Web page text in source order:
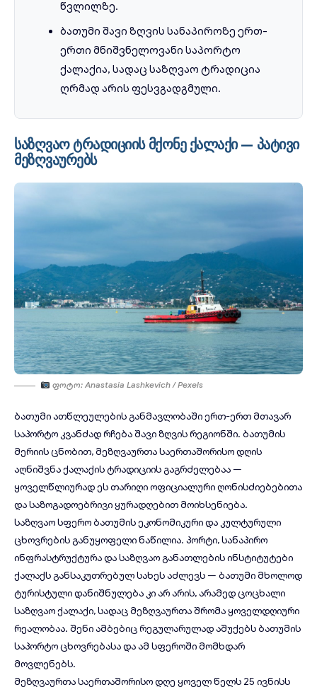
წვლილზე.
ბათუმი შავი ზღვის სანაპიროზე ერთ-
ერთი მნიშვნელოვანი საპორტო
ქალაქია, სადაც საზღვაო ტრადიცია
ღრმად არის ფესვგადგმული.
საზღვაო ტრადიციის მქონე ქალაქი — პატივი
მეზღვაურებს
Ფოტო: Anastasia Lashkevich / Pexels
ბათუმი ათწლეულების განმავლობაში ერთ-ერთ მთავარ
საპორტო კვანძად რჩება შავი ზღვის რეგიონში. ბათუმის
მერიისცნობით, მეზღვაურთა საერთაშორისო დღის
აღნიშვნა ქალაქის ტრადიციის გაგრძელებაა —
ყოველწლიურად ეს თარიღი ოფიციალური ღონისძიებებითა
და საზოგადოებრივი ყურადღებით მოიხსენიება.
საზღვაო სფერო ბათუმის ეკონომიკური და კულტურული
ცხოვრების განუყოფელი ნაწილია. პორტი, სანაპირო
ინფრასტრუქტურა და საზღვაო განათლების ინსტიტუტები
ქალაქს განსაკუთრებულ სახეს აძლევს — ბათუმი მხოლოდ
ტურისტული დანიშნულება კი არ არის, არამედ ცოცხალი
საზღვაო ქალაქი, სადაც მეზღვაურთა შრომა ყოველდღიური
რეალობაა. შენი ამბებიცრეგულარულად აშუქებს ბათუმის
საპორტო ცხოვრებასა და ამ სფეროში მომხდარ
მოვლენებს.
მეზღვაურთა საერთაშორისო დღე ყოველ წელს 25 ივნისს